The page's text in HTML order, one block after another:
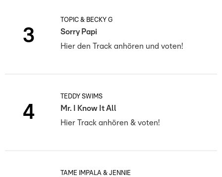
3
TOPIC & BECKY G
Sorry Papi
Hier den Track anhören und voten!
4
TEDDY SWIMS
Mr. I Know It All
Hier Track anhören & voten!
TAME IMPALA & JENNIE